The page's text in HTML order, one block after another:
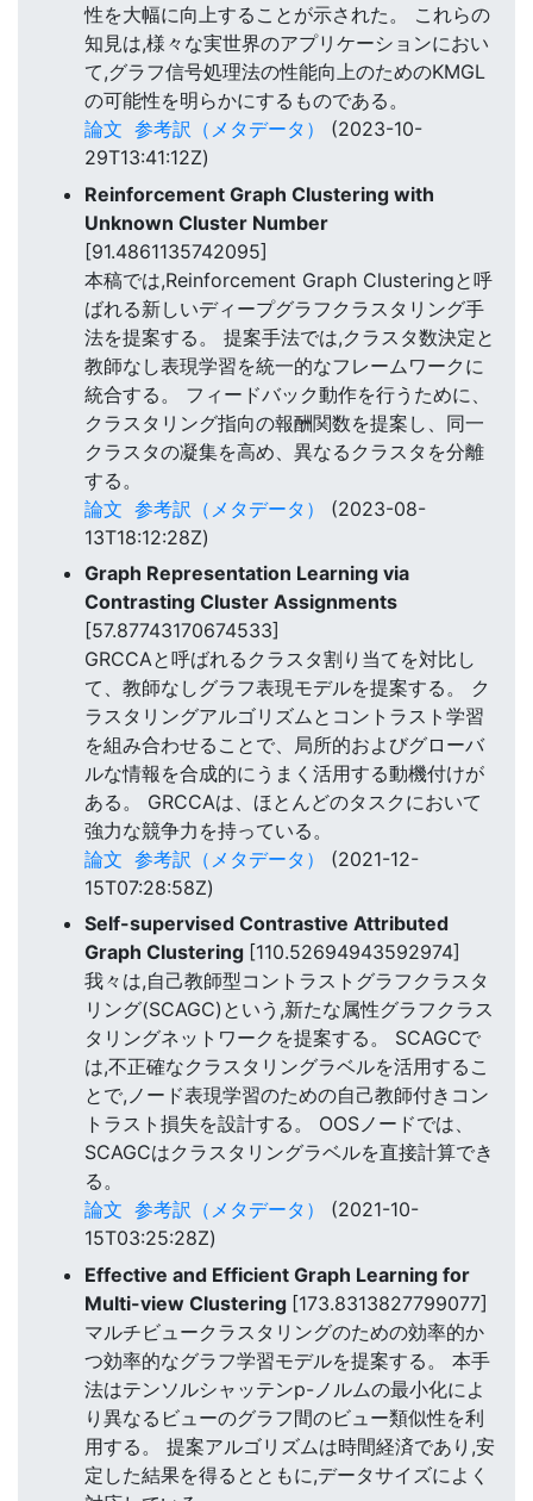
性を大幅に向上することが示された。 これらの
知見は,様々な実世界のアプリケーションにおい
て,グラフ信号処理法の性能向上のためのKMGL
の可能性を明らかにするものである。
論文 参考訳（メタデータ）
(2023-10-
29T13:41:12Z)
Reinforcement Graph Clustering with
Unknown Cluster Number
[91.4861135742095]
本稿では,Reinforcement Graph Clusteringと呼
ばれる新しいディープグラフクラスタリング手
法を提案する。 提案手法では,クラスタ数決定と
教師なし表現学習を統一的なフレームワークに
統合する。 フィードバック動作を行うために、
クラスタリング指向の報酬関数を提案し、同一
クラスタの凝集を高め、異なるクラスタを分離
する。
論文 参考訳（メタデータ）
(2023-08-
13T18:12:28Z)
Graph Representation Learning via
Contrasting Cluster Assignments
[57.87743170674533]
GRCCAと呼ばれるクラスタ割り当てを対比し
て、教師なしグラフ表現モデルを提案する。 ク
ラスタリングアルゴリズムとコントラスト学習
を組み合わせることで、局所的およびグローバ
ルな情報を合成的にうまく活用する動機付けが
ある。 GRCCAは、ほとんどのタスクにおいて
強力な競争力を持っている。
論文 参考訳（メタデータ）
(2021-12-
15T07:28:58Z)
Self-supervised Contrastive Attributed
Graph Clustering [110.52694943592974]
我々は,自己教師型コントラストグラフクラスタ
リング(SCAGC)という,新たな属性グラフクラス
タリングネットワークを提案する。 SCAGCで
は,不正確なクラスタリングラベルを活用するこ
とで,ノード表現学習のための自己教師付きコン
トラスト損失を設計する。 OOSノードでは、
SCAGCはクラスタリングラベルを直接計算でき
る。
論文 参考訳（メタデータ）
(2021-10-
15T03:25:28Z)
Effective and Efficient Graph Learning for
Multi-view Clustering [173.8313827799077]
マルチビュークラスタリングのための効率的か
つ効率的なグラフ学習モデルを提案する。 本手
法はテンソルシャッテンp-ノルムの最小化によ
り異なるビューのグラフ間のビュー類似性を利
用する。 提案アルゴリズムは時間経済であり,安
定した結果を得るとともに,データサイズによく